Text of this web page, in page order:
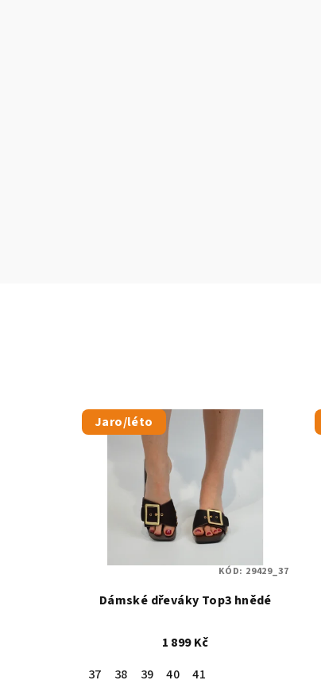
Jaro/léto
Dámské dřeváky Top3 hnědé
1 899 Kč
37
38 39 40
41
KÓD: 29429_37